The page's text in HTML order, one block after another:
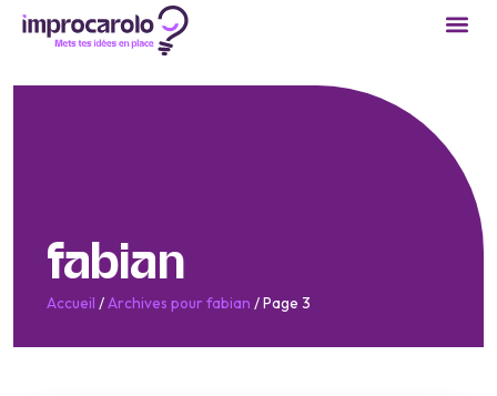
fabian
Accueil /Archives pour fabian /Page 3